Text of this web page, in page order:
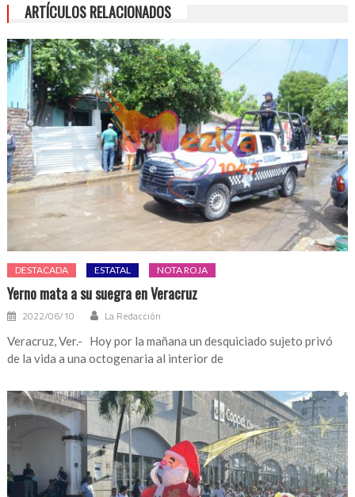
ARTÍCULOS RELACIONADOS
DESTACADA ESTATAL NOTA ROJA
Yerno mata a su suegra en Veracruz
2022/06/10 La Redacción
Veracruz, Ver.- Hoy por la mañana un desquiciado sujeto privó
de la vida a una octogenaria al interior de